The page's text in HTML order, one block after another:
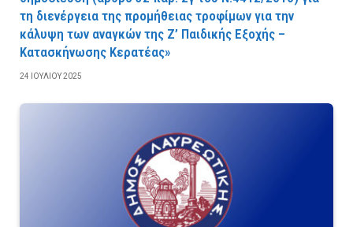
τη διενέργεια της προμήθειας τροφίμων για την
κάλυψη των αναγκών της Ζ’ Παιδικής Εξοχής –
Κατασκήνωσης Κερατέας»
24 ΙΟΥΛΊΟΥ 2025